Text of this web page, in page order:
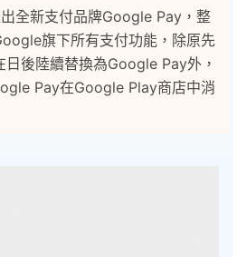
全新支付品牌Google Pay，整
旗下所有支付功能，除原先
後陸續替換為Google Pay外，
Pay在Google Play商店中消